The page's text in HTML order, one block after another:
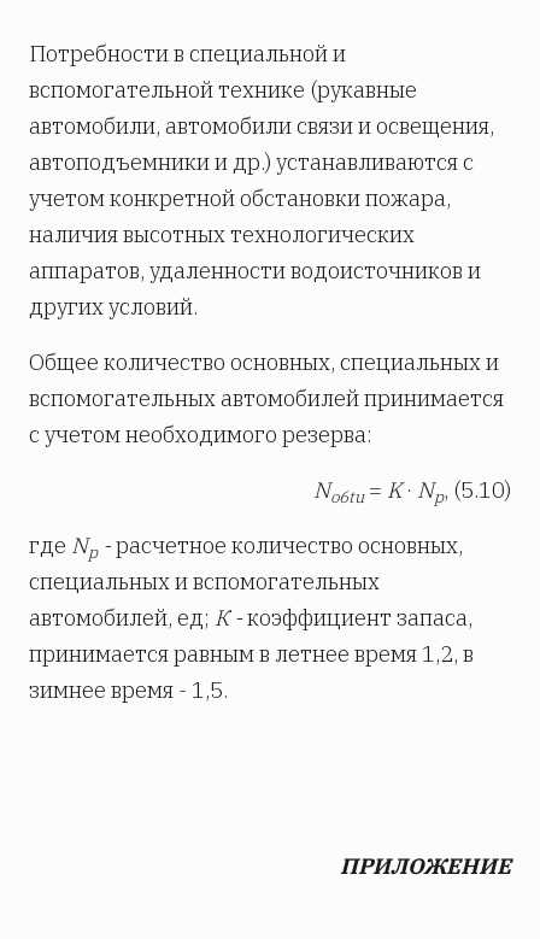
Потребности в специальной и
вспомогательной технике (рукавные
автомобили, автомобили связи и освещения,
автоподъемники и др.) устанавливаются с
учетом конкретной обстановки пожара,
наличия высотных технологических
аппаратов, удаленности водоисточников и
других условий.
Общее количество основных, специальных и
вспомогательных автомобилей принимается
с учетом необходимого резерва:
No6tu= K· Np, (5.10)
где Np-расчетное количество основных,
специальных и вспомогательных
автомобилей, ед; К -коэффициент запаса,
принимается равным в летнее время 1,2, в
зимнее время - 1,5.
ПРИЛОЖЕНИЕ